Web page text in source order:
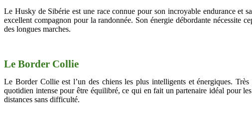
Le Husky de Sibérie est une race connue pour son incroyable endurance et
excellent compagnon pour la randonnée. Son énergie débordante nécessite
des longues marches.
Le Border Collie
Le Border Collie est l’un des chiens les plus intelligents et énergiques.
quotidien intense pour être équilibré, ce qui en fait un partenaire idéal pour
distances sans difficulté.